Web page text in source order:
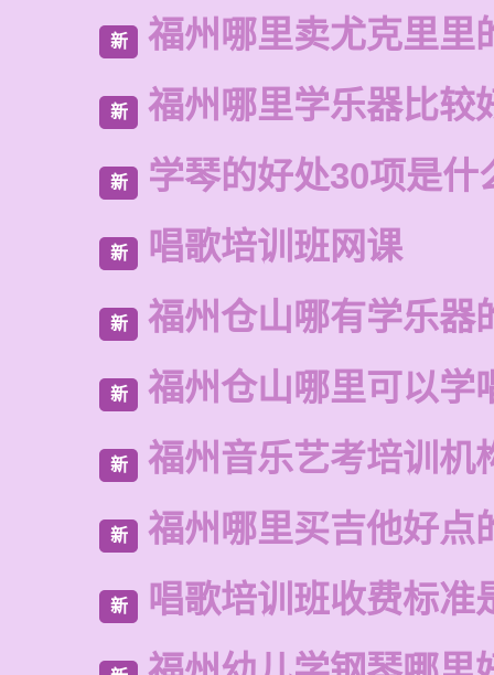
新 福州哪里卖尤克里里
新 福州哪里学乐器比较
新 学琴的好处30项是什
新 唱歌培训班网课
新 福州仓山哪有学乐器
新 福州仓山哪里可以学
新 福州音乐艺考培训机
新 福州哪里买吉他好点
新 唱歌培训班收费标准